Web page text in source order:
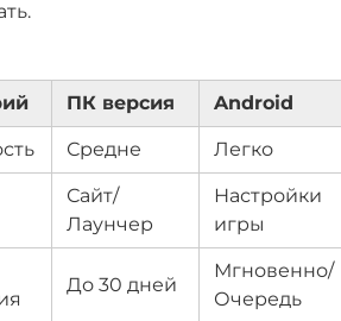
ПК версия Android
Средне Легко
Сайт/
Лаунчер
Настройки
игры
До 30 дней
Мгновенно/
Очередь